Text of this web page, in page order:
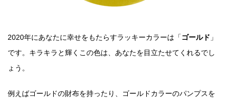
2020年にあなたに幸せをもたらすラッキーカラーは「 ゴールド 」
です。キラキラと輝くこの色は、あなたを目立たせてくれるでし
ょう。
例えばゴールドの財布を持ったり、ゴールドカラーのパンプスを